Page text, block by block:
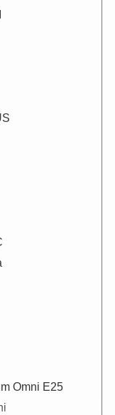
Omni E25